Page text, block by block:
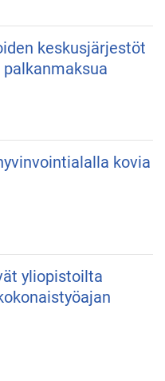
keskusjärjestöt
kovia
yliopistoilta